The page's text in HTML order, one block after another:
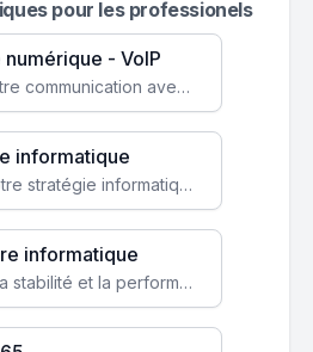
pour les professionels
- VoIP
Simplifiez votre communication avec une solution VoIP flexible, économique et adaptée à vos besoins professionnels.
informatique
Optimisez votre stratégie informatique avec l'expertise de nos consultants pour améliorer votre efficacité et sécurité.
informatique
Garantissez la stabilité et la performance de votre entreprise avec une infrastructure IT sécurisée et évolutive.